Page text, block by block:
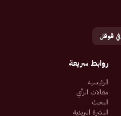
قوقل
روابط سريعة
الرئيسية
مقالات الرأي
البحث
النشرة البريدية